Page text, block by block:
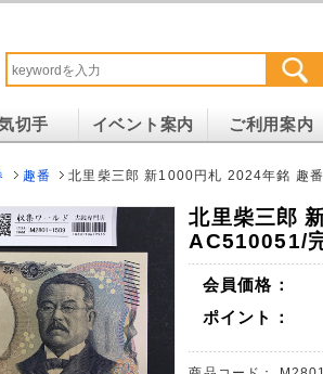
切手 イベント案内 ご利用案内
趣番 北里柴三郎 新1000円札 2024年銘 趣
北里柴三郎
AC510051/
会員価格：
ポイント：